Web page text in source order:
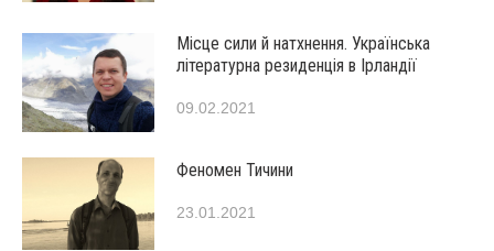
Місце сили й натхнення. Українська
літературна резиденція в Ірландії
09.02.2021
Феномен Тичини
23.01.2021